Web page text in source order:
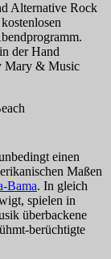
Alternative Rock
der Hand
Mary & Music
einen
Maßen
Bama. In gleich
spielen in
überbackene
berüchtigte